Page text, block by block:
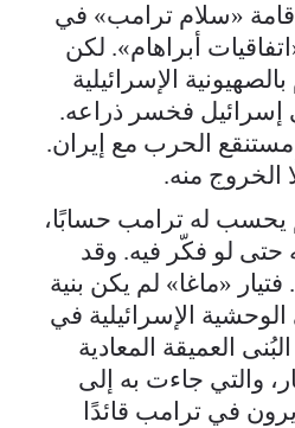
«سلام ترامب» في
أبراهام». لكن
الإسرائيلية
إسرائيل فخسر ذراعه.
الحرب مع إيران.
الخروج منه.
يحسب له ترامب حسابًا،
حتى لو فكّر فيه. وقد
فتيار «ماغا» لم يكن بنية
الإسرائيلية في
العميقة المعادية
والتي جاءت به إلى
في ترامب قائدًا